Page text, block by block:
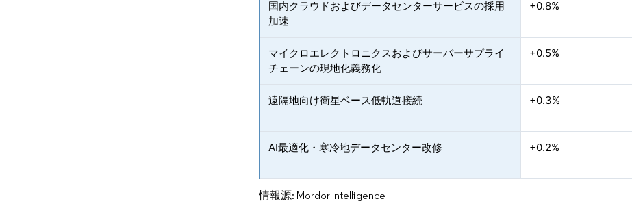
国内クラウドおよびデータセンターサービスの採用
加速
+0.8%
マイクロエレクトロニクスおよびサーバーサプライ
チェーンの現地化義務化
+0.5%
遠隔地向け衛星ベース低軌道接続 +0.3%
AI最適化・寒冷地データセンター改修 +0.2%
情報源: Mordor Intelligence